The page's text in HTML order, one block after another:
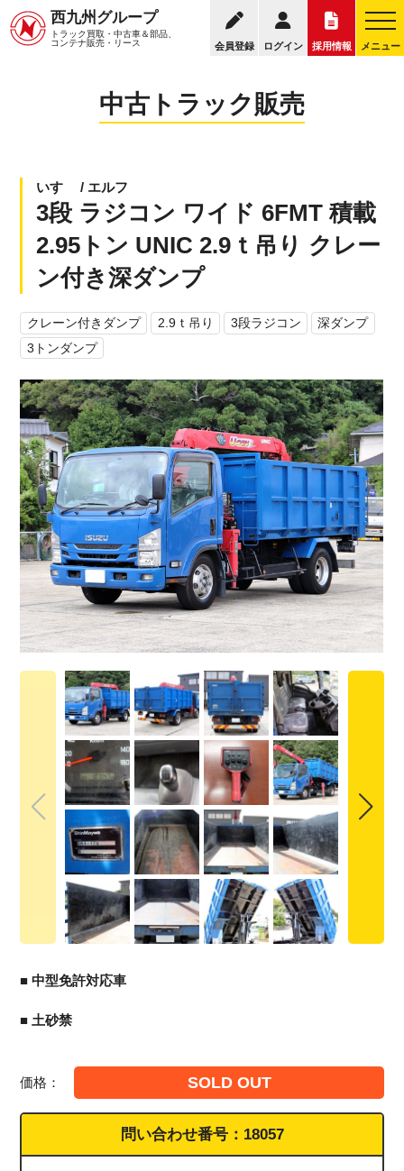
西九州グループ
トラック買取・中古車＆部品、
コンテナ販売・リース
会員登録 ログイン 採用情報 メニュー
中古トラック販売トップ トラック販売について
中古トラック販売
いすゞ / エルフ
3段 ラジコン ワイド 6FMT 積載
2.95トン UNIC 2.9ｔ吊り クレー
ン付き深ダンプ
クレーン付きダンプ 2.9ｔ吊り 3段ラジコン
深ダンプ
3トンダンプ
■ 中型免許対応車
■ 土砂禁
価格： SOLD OUT
問い合わせ番号： 18057